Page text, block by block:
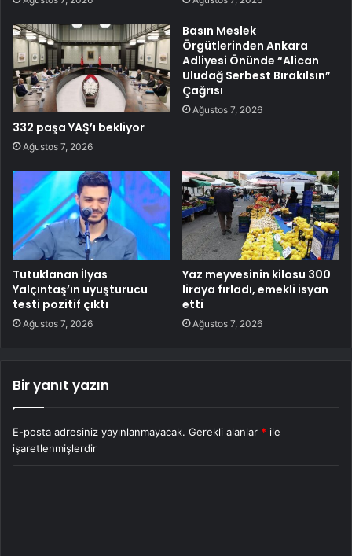
332 paşa YAŞ’ı bekliyor
Ağustos 7, 2026
Basın Meslek
Örgütlerinden Ankara
Adliyesi Önünde “Alican
Uludağ Serbest Bırakılsın”
Çağrısı
Ağustos 7, 2026
Tutuklanan İlyas
Yalçıntaş’ın uyuşturucu
testi pozitif çıktı
Ağustos 7, 2026
Yaz meyvesinin kilosu 300
liraya fırladı, emekli isyan
etti
Ağustos 7, 2026
Bir yanıt yazın
E-posta adresiniz yayınlanmayacak. Gerekli alanlar * ile
işaretlenmişlerdir